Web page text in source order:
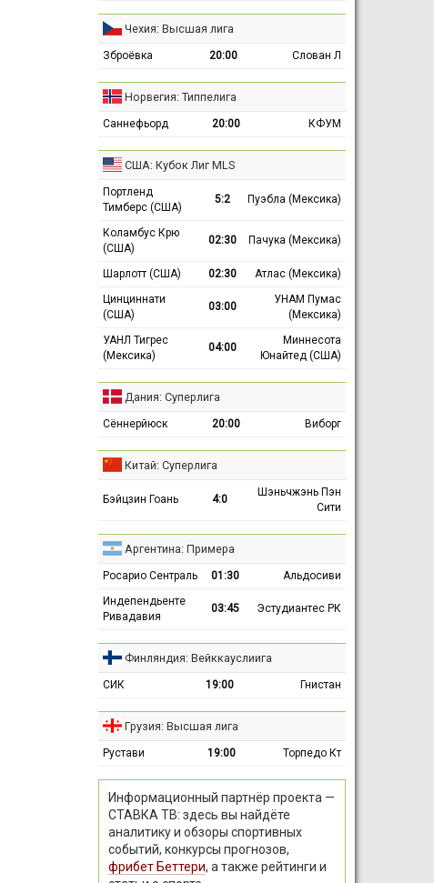
Чехия: Высшая лига
Зброёвка 20:00 Слован Л
Норвегия: Типпелига
Саннефьорд 20:00 КФУМ
США: Кубок Лиг MLS
Портленд
Тимберс (США)
5:2 Пуэбла (Мексика)
Коламбус Крю
(США)
02:30 Пачука (Мексика)
Шарлотт (США) 02:30
Атлас (Мексика)
Цинциннати
(США)
03:00
УНАМ Пумас
(Мексика)
УАНЛ Тигрес
(Мексика)
04:00
Миннесота
Юнайтед (США)
Дания: Суперлига
Сённерйюск 20:00 Виборг
Китай: Суперлига
Бэйцзин Гоань 4:0
Шэньчжэнь Пэн
Сити
Аргентина: Примера
Росарио Сентраль 01:30
Альдосиви
Индепендьенте
Ривадавия
03:45 Эстудиантес РК
Финляндия: Вейккауслиига
СИК 19:00 Гнистан
Грузия: Высшая лига
Рустави 19:00 Торпедо Кт
Информационный партнёр проекта —
СТАВКА ТВ: здесь вы найдёте
аналитику и обзоры спортивных
событий, конкурсы прогнозов,
фрибет Беттери, а также рейтинги и